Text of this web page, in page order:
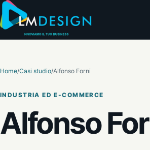
Vai al contenuto
Home/Casi studio/Alfonso Forni
INDUSTRIA ED E-COMMERCE
Alfonso